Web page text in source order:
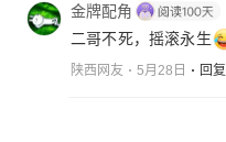
金牌配角
二哥不死，摇滚永生
陕西网友 5月28日 回复